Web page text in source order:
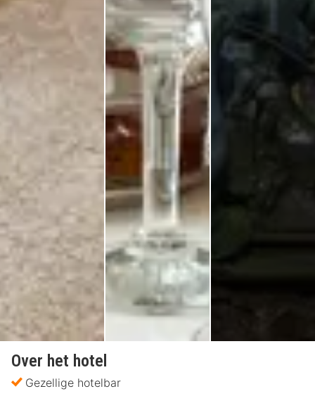
Over het hotel
Gezellige hotelbar